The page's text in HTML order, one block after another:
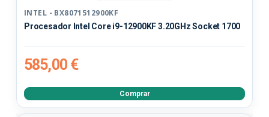
INTEL - BX8071512900KF
Procesador Intel Core i9-12900KF 3.20GHz Socket 1700
585,00 €
Comprar